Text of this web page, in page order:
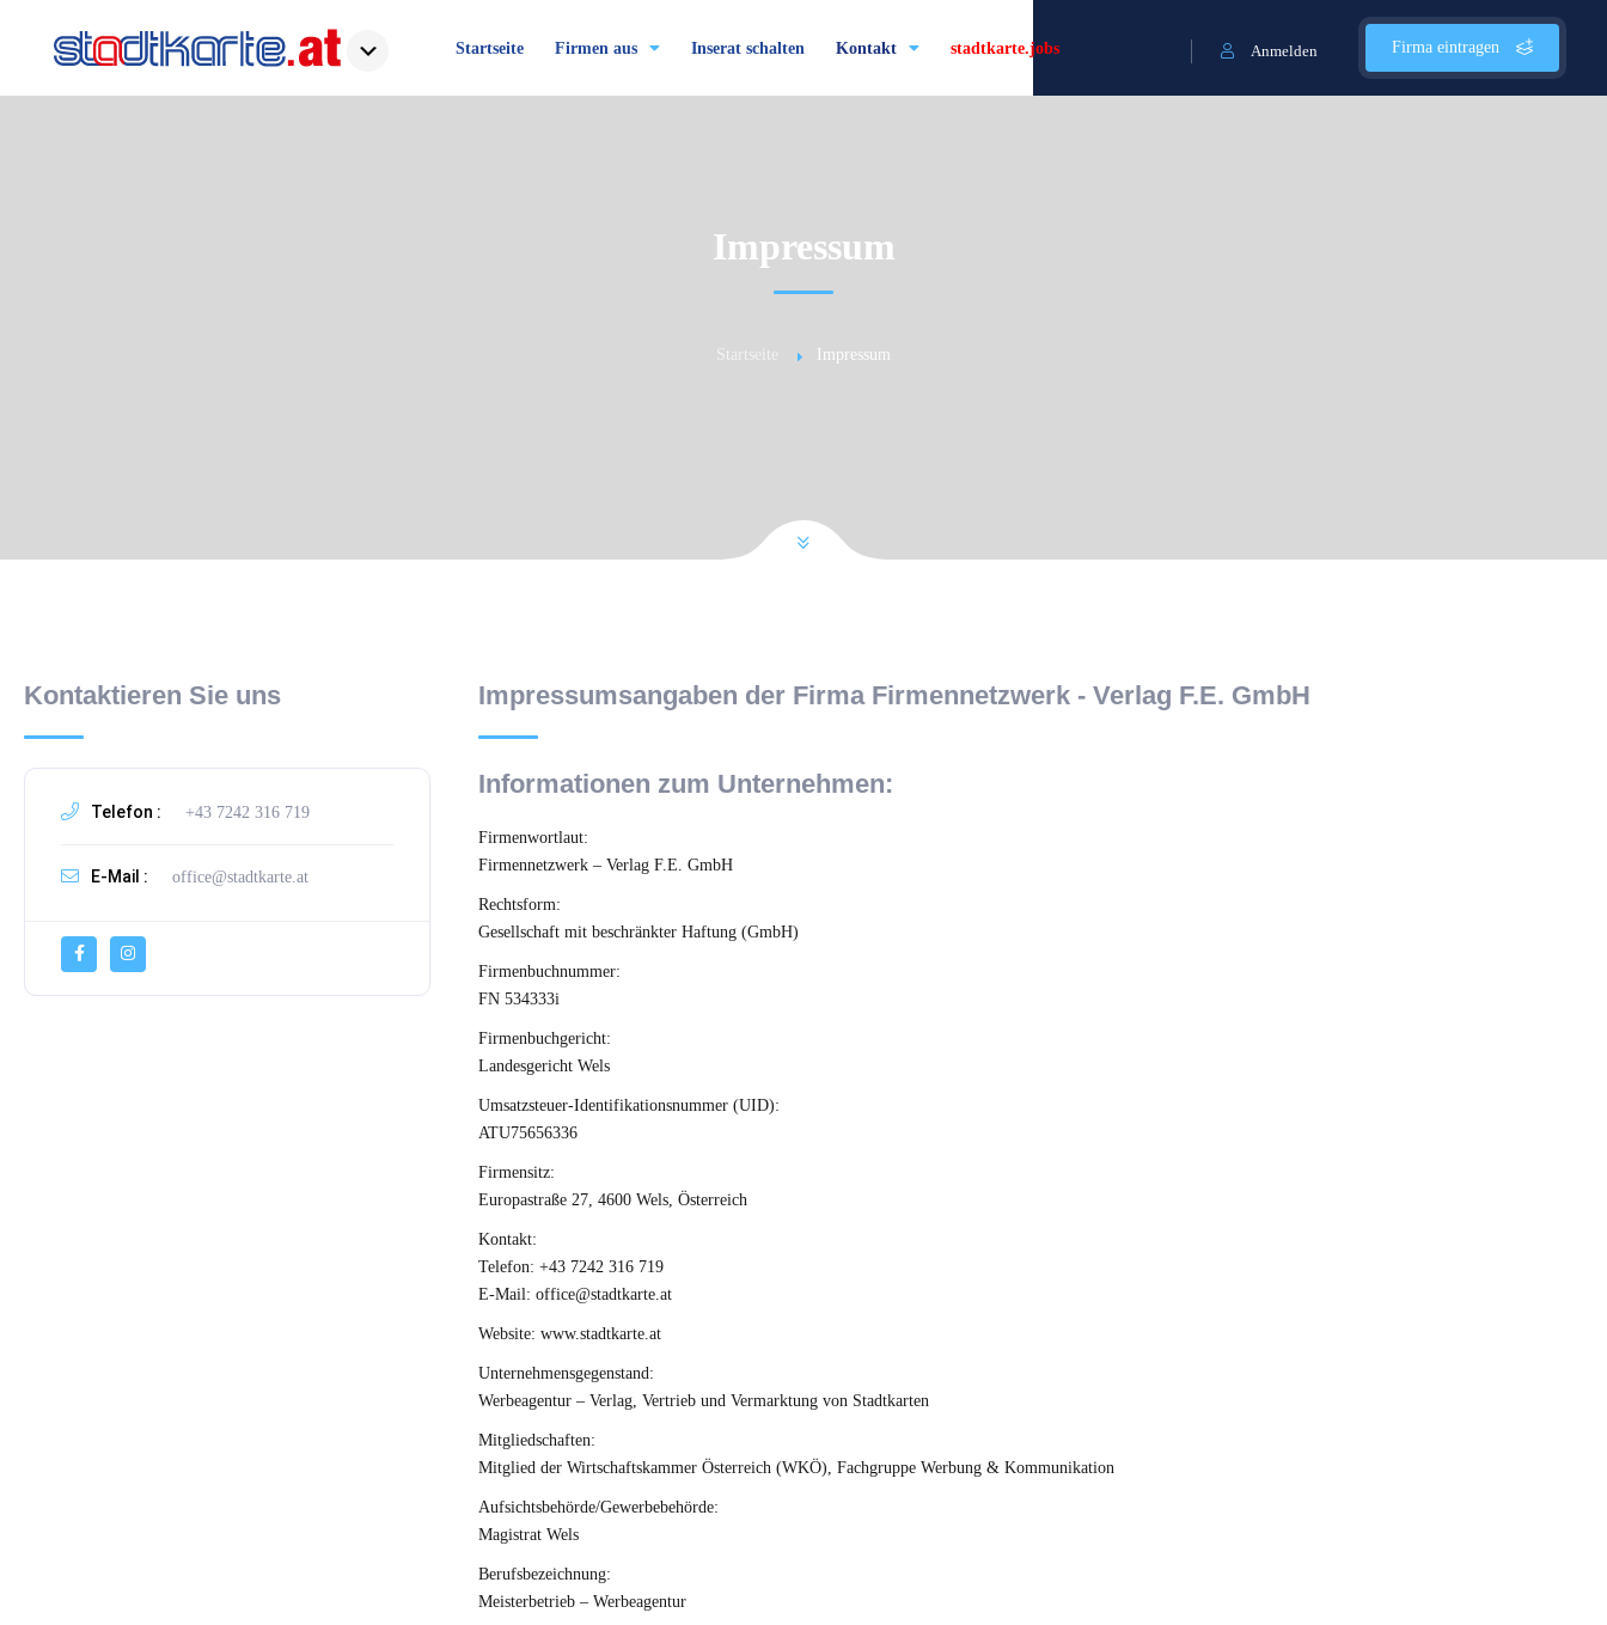
Firma eintragen
Anmelden
Startseite Firmen aus Inserat schalten Kontakt stadtkarte.jobs
Impressum
Startseite Impressum
Kontaktieren Sie uns
Telefon : +43 7242 316 719
E-Mail : office@stadtkarte.at
Impressumsangaben der Firma Firmennetzwerk - Verlag F.E. GmbH
Informationen zum Unternehmen:
Firmenwortlaut:
Firmennetzwerk – Verlag F.E. GmbH
Rechtsform:
Gesellschaft mit beschränkter Haftung (GmbH)
Firmenbuchnummer:
FN 534333i
Firmenbuchgericht:
Landesgericht Wels
Umsatzsteuer-Identifikationsnummer (UID):
ATU75656336
Firmensitz:
Europastraße 27, 4600 Wels, Österreich
Kontakt:
Telefon: +43 7242 316 719
E-Mail: office@stadtkarte.at
Website: www.stadtkarte.at
Unternehmensgegenstand:
Werbeagentur – Verlag, Vertrieb und Vermarktung von Stadtkarten
Mitgliedschaften:
Mitglied der Wirtschaftskammer Österreich (WKÖ), Fachgruppe Werbung & Kommunikation
Aufsichtsbehörde/Gewerbebehörde:
Magistrat Wels
Berufsbezeichnung:
Meisterbetrieb – Werbeagentur